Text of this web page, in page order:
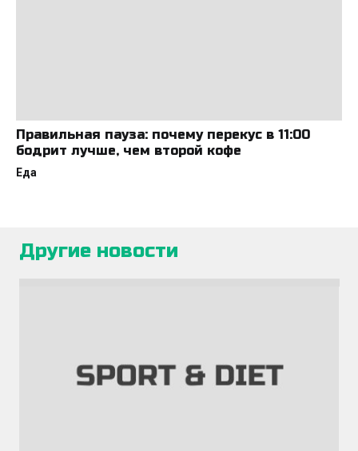
Правильная пауза: почему перекус в 11:00
бодрит лучше, чем второй кофе
Еда
Другие новости